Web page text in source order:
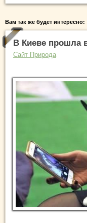
Вам так же будет интересно:
В Киеве прошла
Сайт Природа